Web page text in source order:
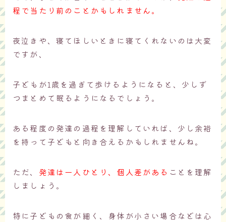
程で当たり前のことかもしれません。
夜泣きや、寝てほしいときに寝てくれないのは大変
ですが、
子どもが1歳を過ぎて歩けるようになると、少しず
つまとめて眠るようになるでしょう。
ある程度の発達の過程を理解していれば、少し余裕
を持って子どもと向き合えるかもしれませんね。
ただ、 発達は一人ひとり、個人差がある ことを理解
しましょう。
特に子どもの食が細く、身体が小さい場合などは心